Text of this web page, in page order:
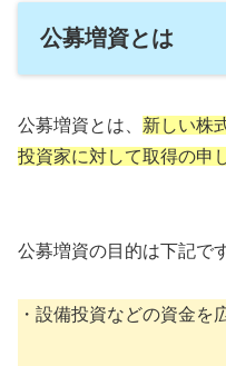
公募増資とは
公募増資とは、 新しい株
投資家に対して取得の申
公募増資の目的は下記です
・設備投資などの資金を